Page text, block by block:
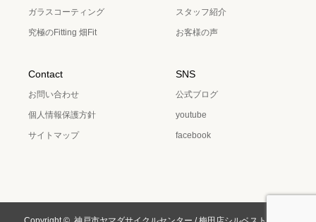
ガラスコーティング
究極のFitting 畑Fit
スタッフ紹介
お客様の声
Contact
お問い合わせ
個人情報保護方針
サイトマップ
SNS
公式ブログ
youtube
facebook